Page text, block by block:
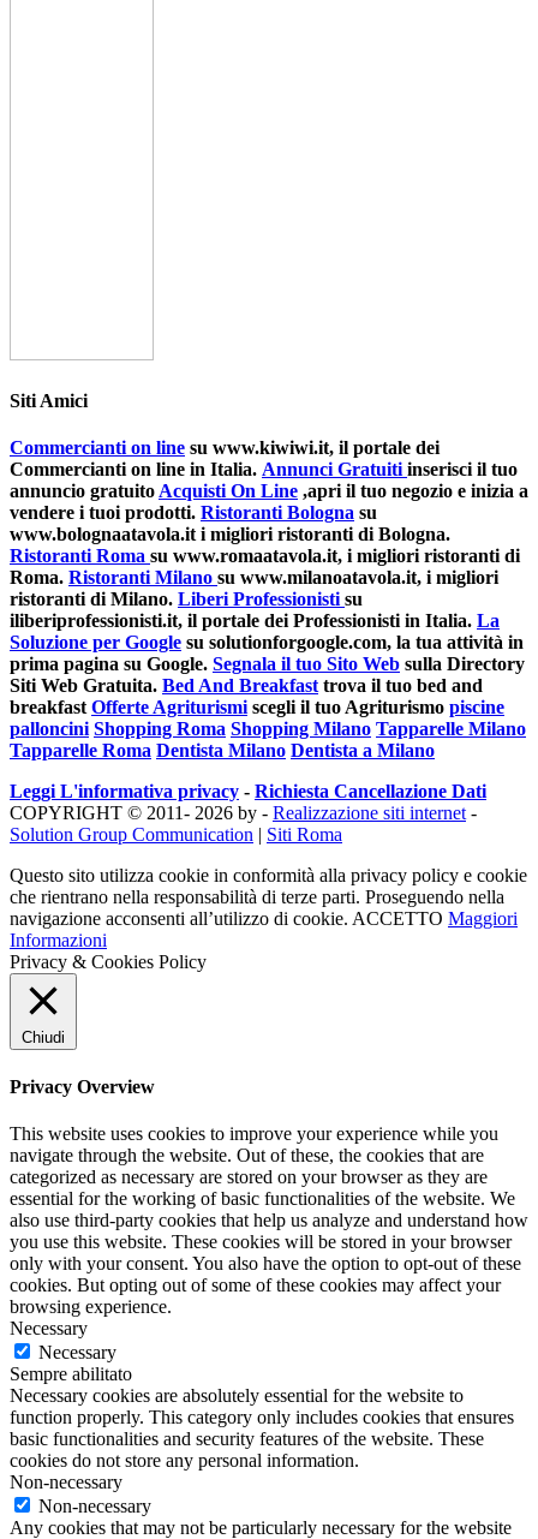
Siti Amici
Commercianti on line su www.kiwiwi.it, il portale dei
Commercianti on line in Italia. Annunci Gratuitiinserisci il tuo
annuncio gratuitoAcquisti On Line ,apri il tuo negozio e inizia a
vendere i tuoi prodotti. Ristoranti Bologna su
www.bolognaatavola.it i migliori ristoranti di Bologna.
Ristoranti Roma su www.romaatavola.it, i migliori ristoranti di
Roma. Ristoranti Milano su www.milanoatavola.it, i migliori
ristoranti di Milano. Liberi Professionistisu
iliberiprofessionisti.it, il portale dei Professionisti in Italia. La
Soluzione per Google su solutionforgoogle.com, la tua attività in
prima pagina su Google. Segnala il tuo Sito Web sulla Directory
Siti Web Gratuita. Bed And Breakfasttrova il tuo bed and
breakfastOfferte Agriturismiscegli il tuo Agriturismo piscine
palloncini Shopping Roma Shopping Milano Tapparelle Milano
Tapparelle Roma Dentista Milano Dentista a Milano
Leggi L'informativa privacy - Richiesta Cancellazione Dati
COPYRIGHT © 2011- 2026 by - Realizzazione siti internet-
Solution Group Communication | Siti Roma
Questo sito utilizza cookie in conformità alla privacy policy e cookie
che rientrano nella responsabilità di terze parti. Proseguendo nella
navigazione acconsenti all’utilizzo di cookie. ACCETTO Maggiori
Informazioni
Privacy & Cookies Policy
Chiudi
Privacy Overview
This website uses cookies to improve your experience while you
navigate through the website. Out of these, the cookies that are
categorized as necessary are stored on your browser as they are
essential for the working of basic functionalities of the website. We
also use third-party cookies that help us analyze and understand how
you use this website. These cookies will be stored in your browser
only with your consent. You also have the option to opt-out of these
cookies. But opting out of some of these cookies may affect your
browsing experience.
Necessary
Necessary
Sempre abilitato
Necessary cookies are absolutely essential for the website to
function properly. This category only includes cookies that ensures
basic functionalities and security features of the website. These
cookies do not store any personal information.
Non-necessary
Non-necessary
Any cookies that may not be particularly necessary for the website